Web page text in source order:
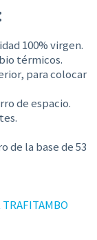
100% virgen.
térmicos.
para colocar
de espacio.
de la base de 53
TRAFITAMBO